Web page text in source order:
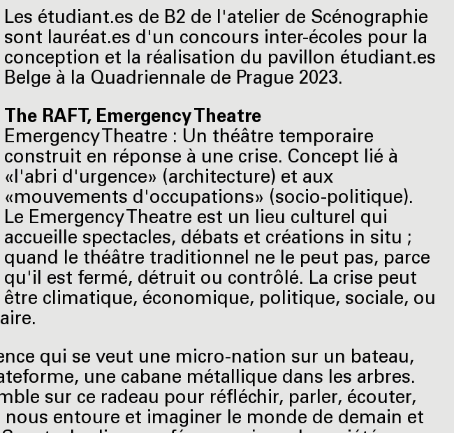
Les étudiant.es de B2 de l'atelier de Scénographie
sont lauréat.es d'un concours inter-écoles pour la
conception et la réalisation du pavillon étudiant.es
Belge à la Quadriennale de Prague 2023.
The RAFT, Emergency Theatre
Emergency Theatre : Un théâtre temporaire
construit en réponse à une crise. Concept lié à
«l'abri d'urgence» (architecture) et aux
«mouvements d'occupations» (socio-politique).
Le Emergency Theatre est un lieu culturel qui
accueille spectacles, débats et créations in situ ;
quand le théâtre traditionnel ne le peut pas, parce
qu'il est fermé, détruit ou contrôlé. La crise peut
être climatique, économique, politique, sociale, ou
qui se veut une micro-nation sur un bateau,
une cabane métallique dans les arbres.
sur ce radeau pour réfléchir, parler, écouter,
entoure et imaginer le monde de demain et